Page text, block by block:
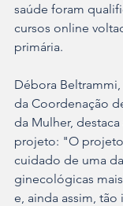
saúde foram
cursos online
primária.
Débora Beltrammi,
da Coordenação
da Mulher,
projeto: "O
cuidado de uma
ginecológicas
e, ainda assim, tão